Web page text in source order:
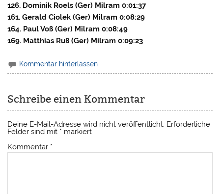
126. Dominik Roels (Ger) Milram 0:01:37
161. Gerald Ciolek (Ger) Milram 0:08:29
164. Paul Voß (Ger) Milram 0:08:49
169. Matthias Ruß (Ger) Milram 0:09:23
Kommentar hinterlassen
Schreibe einen Kommentar
Deine E-Mail-Adresse wird nicht veröffentlicht. Erforderliche
Felder sind mit * markiert
Kommentar *